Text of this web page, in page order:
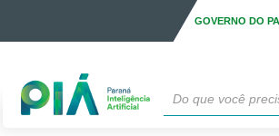
GOVERNO DO